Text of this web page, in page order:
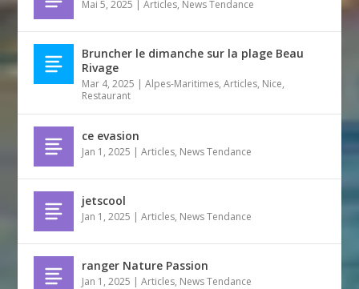
Mai 5, 2025 |Articles, News Tendance
Bruncher le dimanche sur la plage Beau
Rivage
Mar 4, 2025 |Alpes-Maritimes,Articles, Nice,
Restaurant
ce evasion
Jan 1, 2025 |Articles, News Tendance
jetscool
Jan 1, 2025 |Articles, News Tendance
ranger Nature Passion
Jan 1, 2025 |Articles, News Tendance